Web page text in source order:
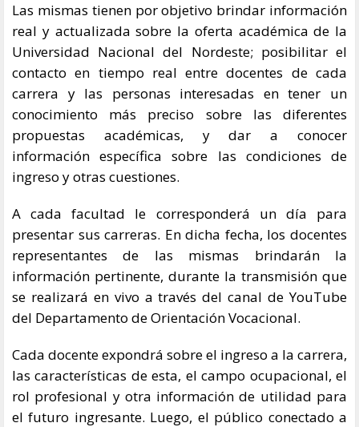
Las mismas tienen por objetivo brindar información
real y actualizada sobre la oferta académica de la
Universidad Nacional del Nordeste; posibilitar el
contacto en tiempo real entre docentes de cada
carrera y las personas interesadas en tener un
conocimiento más preciso sobre las diferentes
propuestas académicas, y dar a conocer
información específica sobre las condiciones de
ingreso y otras cuestiones.
A cada facultad le corresponderá un día para
presentar sus carreras. En dicha fecha, los docentes
representantes de las mismas brindarán la
información pertinente, durante la transmisión que
se realizará en vivo a través del canal de YouTube
del Departamento de Orientación Vocacional.
Cada docente expondrá sobre el ingreso a la carrera,
las características de esta, el campo ocupacional, el
rol profesional y otra información de utilidad para
el futuro ingresante. Luego, el público conectado a